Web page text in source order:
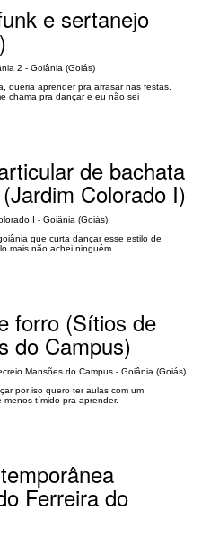
e sertanejo
2 - Goiânia (Goiás)
queria aprender pra arrasar nas festas.
chama pra dançar e eu não sei
de bachata
Colorado I)
I - Goiânia (Goiás)
que curta dançar esse estilo de
mais não achei ninguém .
forro (Sítios de
do Campus)
Mansões do Campus - Goiânia (Goiás)
por iso quero ter aulas com um
tímido pra aprender.
Ferreira do